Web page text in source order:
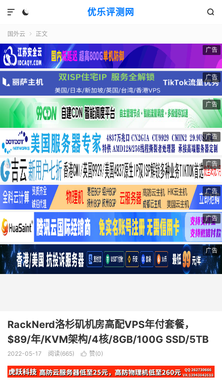
优乐评测网
 

国外云  正文
广告
广告
广告
广告
广告
广告
广告
广告
RackNerd洛杉矶机房高配VPS年付套餐，
$89/年/KVM架构/4核/8GB/100G SSD/5TB
2022-05-17 阅读(665)  赞(0)